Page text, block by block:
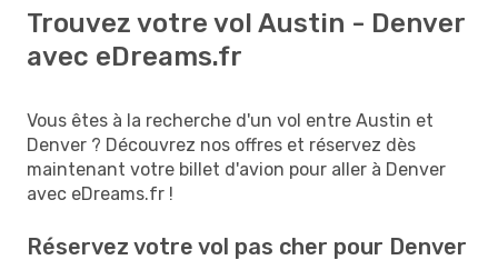
Trouvez votre vol Austin - Denver
avec eDreams.fr
Vous êtes à la recherche d'un vol entre Austin et
Denver ? Découvrez nos offres et réservez dès
maintenant votre billet d'avion pour aller à Denver
avec eDreams.fr !
Réservez votre vol pas cher pour Denver